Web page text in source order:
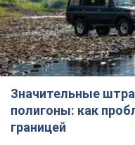
Значительные
полигоны: как
границей